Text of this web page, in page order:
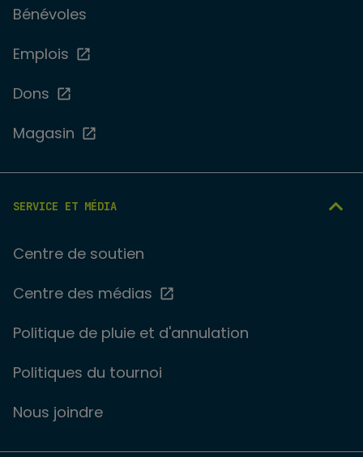
Bénévoles
Emplois
Dons
Magasin
SERVICE ET MÉDIA
Centre de soutien
Centre des médias
Politique de pluie et d'annulation
Politiques du tournoi
Nous joindre